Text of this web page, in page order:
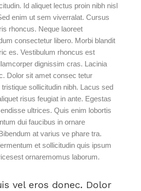
Id aliquet lectus proin nibh nisl
enim ut sem viverralat. Cursus
rhoncus. Neque laoreet
consectetur libero. Morbi blandit
es. Vestibulum rhoncus est
dignissim cras. Lacinia
Dolor sit amet consec tetur
sollicitudin nibh. Lacus sed
risus feugiat in ante. Egestas
ultrices. Quis enim lobortis
dui faucibus in ornare
at varius ve phare tra.
et sollicitudin quis ipsum
ornaremomus laborum.
vel eros donec. Dolor